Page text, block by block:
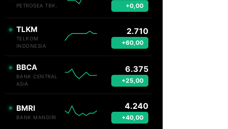
PETROSEA TBK. +0,00
TLKM
TELKOM
INDONESIA
2.710
+60,00
BBCA
BANK CENTRAL
ASIA
6.375
+25,00
BMRI
BANK MANDIRI
4.240
+40,00